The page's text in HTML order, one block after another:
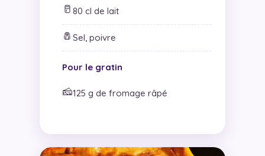
🥛 80 cl de lait
🧂 Sel, poivre
Pour le gratin
🧀125 g de fromage râpé